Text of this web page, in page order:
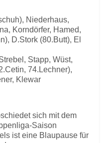
Niederhaus,
Korndörfer, Hamed,
D.Stork (80.Butt), El
Stapp, Wüst,
74.Lechner),
Klewar
sich mit dem
Saison
ist eine Blaupause für